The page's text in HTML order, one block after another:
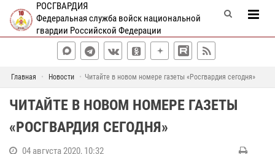
РОСГВАРДИЯ
Федеральная служба войск национальной
гвардии Российской Федерации
Главная Новости Читайте в новом номере газеты «Росгвардия сегодня»
ЧИТАЙТЕ В НОВОМ НОМЕРЕ ГАЗЕТЫ
«РОСГВАРДИЯ СЕГОДНЯ»
04 августа 2020, 10:32